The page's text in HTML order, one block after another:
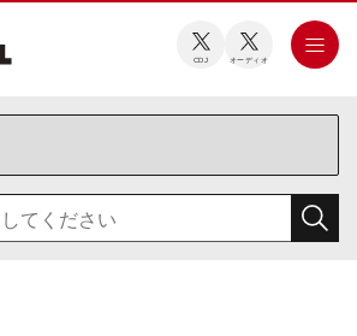
CDJ オーディオ